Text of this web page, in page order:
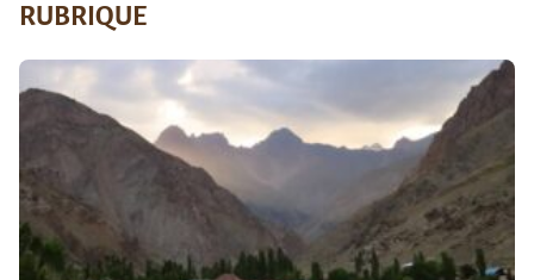
RUBRIQUE